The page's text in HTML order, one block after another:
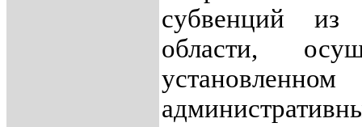
субвенций
области,